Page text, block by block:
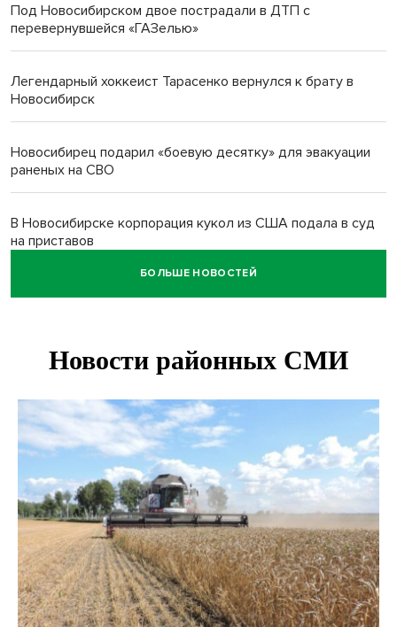
Под Новосибирском двое пострадали в ДТП с
перевернувшейся «ГАЗелью»
Легендарный хоккеист Тарасенко вернулся к брату в
Новосибирск
Новосибирец подарил «боевую десятку» для эвакуации
раненых на СВО
В Новосибирске корпорация кукол из США подала в суд
на приставов
В Новосибирске минздрав объявил бесплатную
В Новосибирске врачи прооперировали 25 тысяч
Знаменитый орангутан Бату отметил юбилей в
новосибирском зоопарке
Новосибирские хирурги спасли сердце восьмиклассницы
с донорским клапаном
БОЛЬШЕ НОВОСТЕЙ